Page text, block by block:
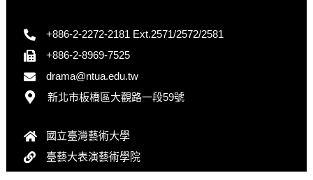
+886-2-2272-2181 Ext.2571/2572/2581
+886-2-8969-7525
drama@ntua.edu.tw
新北市板橋區大觀路一段59號
國立臺灣藝術大學
臺藝大表演藝術學院